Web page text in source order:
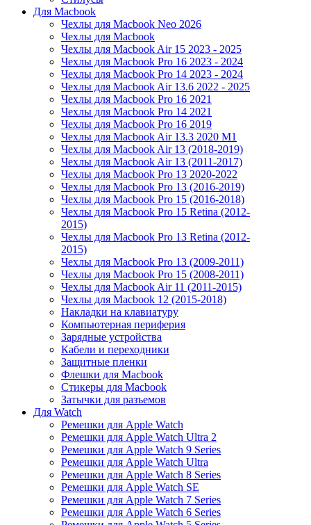
Для Macbook
Чехлы для Macbook Neo 2026
Чехлы для Macbook
Чехлы для Macbook Air 15 2023 - 2025
Чехлы для Macbook Pro 16 2023 - 2024
Чехлы для Macbook Pro 14 2023 - 2024
Чехлы для Macbook Air 13.6 2022 - 2025
Чехлы для Macbook Pro 16 2021
Чехлы для Macbook Pro 14 2021
Чехлы для Macbook Pro 16 2019
Чехлы для Macbook Air 13.3 2020 M1
Чехлы для Macbook Air 13 (2018-2019)
Чехлы для Macbook Air 13 (2011-2017)
Чехлы для Macbook Pro 13 2020-2022
Чехлы для Macbook Pro 13 (2016-2019)
Чехлы для Macbook Pro 15 (2016-2018)
Чехлы для Macbook Pro 15 Retina (2012-
2015)
Чехлы для Macbook Pro 13 Retina (2012-
2015)
Чехлы для Macbook Pro 13 (2009-2011)
Чехлы для Macbook Pro 15 (2008-2011)
Чехлы для Macbook Air 11 (2011-2015)
Чехлы для Macbook 12 (2015-2018)
Накладки на клавиатуру
Компьютерная периферия
Зарядные устройства
Кабели и переходники
Защитные пленки
Флешки для Macbook
Стикеры для Macbook
Затычки для разъемов
Для Watch
Ремешки для Apple Watch
Ремешки для Apple Watch Ultra 2
Ремешки для Apple Watch 9 Series
Ремешки для Apple Watch Ultra
Ремешки для Apple Watch 8 Series
Ремешки для Apple Watch SE
Ремешки для Apple Watch 7 Series
Ремешки для Apple Watch 6 Series